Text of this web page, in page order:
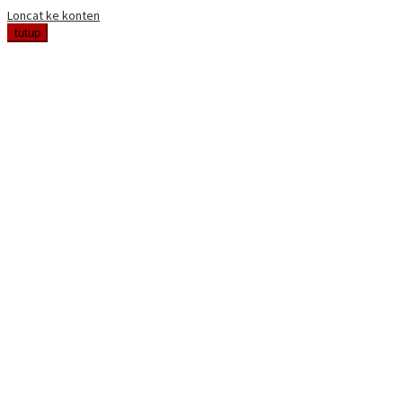
Loncat ke konten
tutup